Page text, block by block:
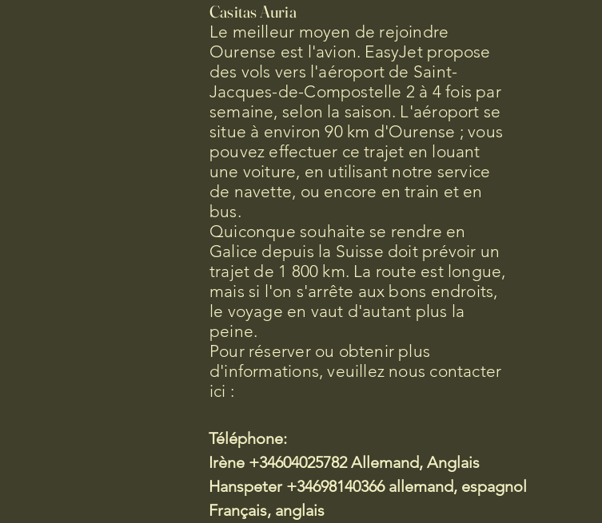
Casitas Auria
Le meilleur moyen de rejoindre
Ourense est l'avion. EasyJet propose
des vols vers l'aéroport de Saint-
Jacques-de-Compostelle 2 à 4 fois par
semaine, selon la saison. L'aéroport se
situe à environ 90 km d'Ourense ; vous
pouvez effectuer ce trajet en louant
une voiture, en utilisant notre service
de navette, ou encore en train et en
bus.
Quiconque souhaite se rendre en
Galice depuis la Suisse doit prévoir un
trajet de 1 800 km. La route est longue,
mais si l'on s'arrête aux bons endroits,
le voyage en vaut d'autant plus la
peine.
Pour réserver ou obtenir plus
d'informations, veuillez nous contacter
ici :
Téléphone:
Irène +34604025782 Allemand, Anglais
Hanspeter +34698140366 allemand, espagnol
Français, anglais